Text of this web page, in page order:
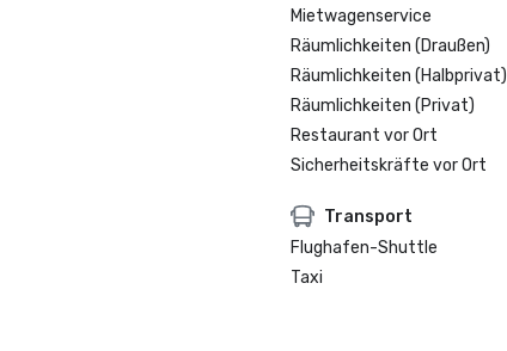
Mietwagenservice
Räumlichkeiten (Draußen)
Räumlichkeiten (Halbprivat)
Räumlichkeiten (Privat)
Restaurant vor Ort
Sicherheitskräfte vor Ort
Transport
Flughafen-Shuttle
Taxi